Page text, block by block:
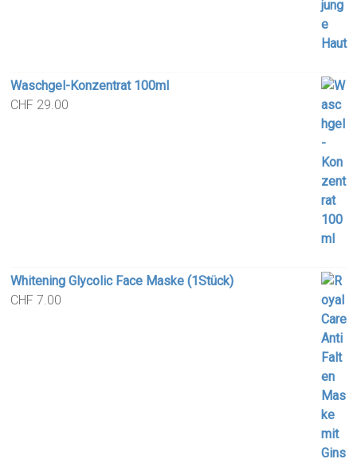
Waschgel-Konzentrat 100ml
CHF 29.00
Whitening Glycolic Face Maske (1Stück)
CHF 7.00